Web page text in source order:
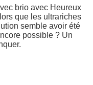
brio avec Heureux
que les ultrariches
semble avoir été
possible ? Un